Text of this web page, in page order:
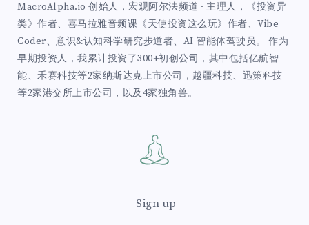
MacroAlpha.io 创始人，宏观阿尔法频道 · 主理人，《投资异
类》作者、喜马拉雅音频课《天使投资这么玩》作者、Vibe
Coder、意识&认知科学研究步道者、AI 智能体驾驶员。 作为
早期投资人，我累计投资了300+初创公司，其中包括亿航智
能、禾赛科技等2家纳斯达克上市公司，越疆科技、迅策科技
等2家港交所上市公司，以及4家独角兽。
Sign up